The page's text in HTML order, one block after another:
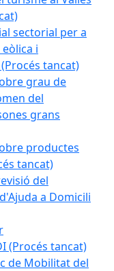
sectorial per a
i
tancat)
grau de
del
grans
productes
tancat)
del
a Domicili
(Procés tancat)
de Mobilitat del